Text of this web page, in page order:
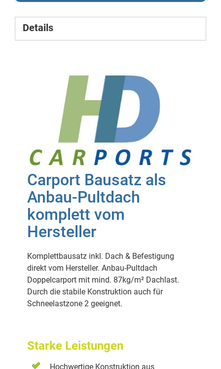
Details
Carport Bausatz als
Anbau-Pultdach
komplett vom
Hersteller
Komplettbausatz inkl. Dach & Befestigung
direkt vom Hersteller. Anbau-Pultdach
Doppelcarport mit mind. 87kg/m² Dachlast.
Durch die stabile Konstruktion auch für
Schneelastzone 2 geeignet.
Starke Leistungen
Hochwertige Konstruktion aus